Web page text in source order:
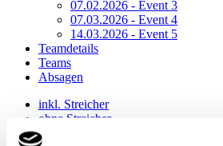
07.02.2026 - Event 3
07.03.2026 - Event 4
14.03.2026 - Event 5
Teamdetails
Teams
Absagen
inkl. Streicher
ohne Streicher
Saisonergebnisse